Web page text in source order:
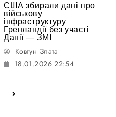
США збирали дані про
військову
інфраструктуру
Гренландії без участі
Данії — ЗМІ
Ковтун Злата
18.01.2026 22:54